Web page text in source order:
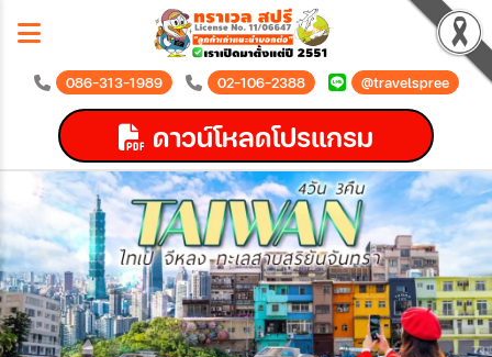
086-313-1989 02-106-2388 @travelspree
ดาวน์โหลดโปรแกรม